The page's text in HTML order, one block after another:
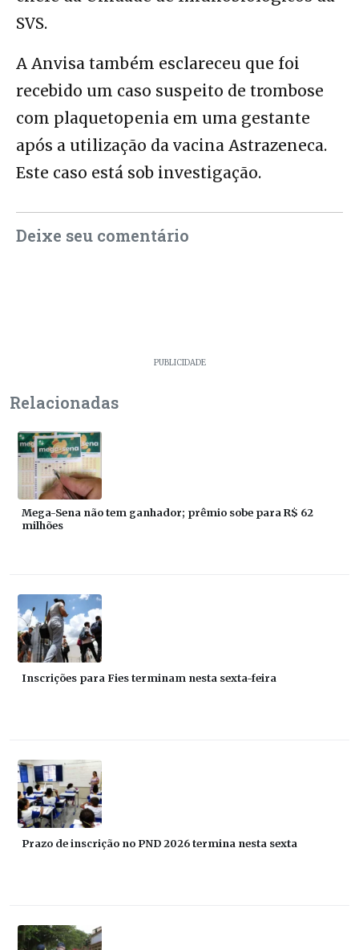
SVS.
A Anvisa também esclareceu que foi
recebido um caso suspeito de trombose
com plaquetopenia em uma gestante
após a utilização da vacina Astrazeneca.
Este caso está sob investigação.
Deixe seu comentário
PUBLICIDADE
Relacionadas
Mega-Sena não tem ganhador; prêmio sobe para R$ 62
milhões
Inscrições para Fies terminam nesta sexta-feira
Prazo de inscrição no PND 2026 termina nesta sexta